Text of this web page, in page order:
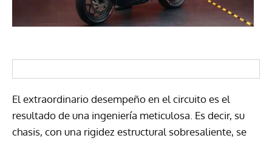
El extraordinario desempeño en el circuito es el
resultado de una ingeniería meticulosa. Es decir, su
chasis, con una rigidez estructural sobresaliente, se